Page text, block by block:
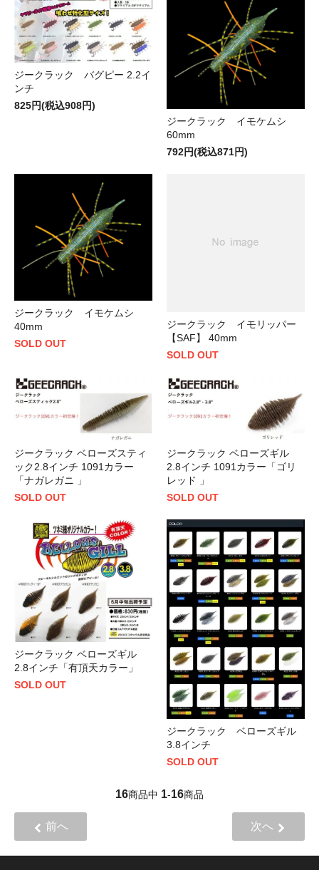
ジークラック バグピー 2.2イ
ンチ
825円(税込908円)
ジークラック イモケムシ
60mm
792円(税込871円)
ジークラック イモケムシ
40mm
SOLD OUT
ジークラック イモリッパー
【SAF】 40mm
SOLD OUT
ジークラック ベローズスティ
ック2.8インチ 1091カラー
「ナガレガニ 」
SOLD OUT
ジークラック ベローズギル
2.8インチ 1091カラー「ゴリ
レッド 」
SOLD OUT
ジークラック ベローズギル
2.8インチ「有頂天カラー」
SOLD OUT
ジークラック ベローズギル
3.8インチ
SOLD OUT
16商品中 1-16商品
前へ 次へ